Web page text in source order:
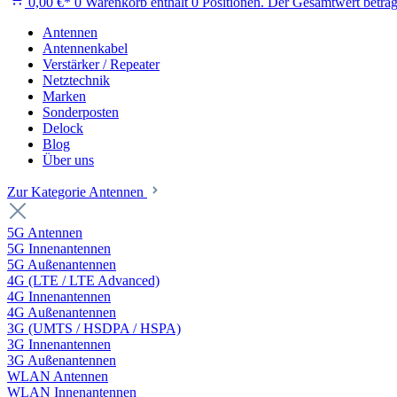
Antennen
Antennenkabel
Verstärker / Repeater
Netztechnik
Marken
Sonderposten
Delock
Blog
Über uns
Zur Kategorie Antennen
5G Antennen
5G Innenantennen
5G Außenantennen
4G (LTE / LTE Advanced)
4G Innenantennen
4G Außenantennen
3G (UMTS / HSDPA / HSPA)
3G Innenantennen
3G Außenantennen
WLAN Antennen
WLAN Innenantennen